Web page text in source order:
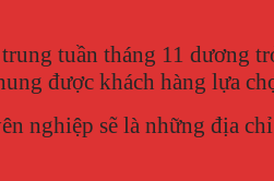
tuần tháng 11 dương
được khách hàng lựa
nghiệp sẽ là những địa